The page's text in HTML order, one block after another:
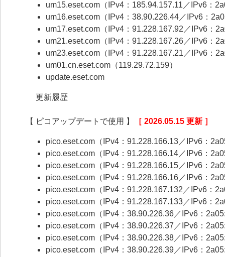
um15.eset.com（IPv4：185.94.157.11／IPv6：
um16.eset.com（IPv4：38.90.226.44／IPv6：
um17.eset.com（IPv4：91.228.167.92／IPv6：
um21.eset.com（IPv4：91.228.167.26／IPv6：
um23.eset.com（IPv4：91.228.167.21／IPv6：
um01.cn.eset.com（119.29.72.159）
update.eset.com
更新履歴
【 ピコアップデートで使用 】 ［ 2026.05.15 更新 ］
pico.eset.com（IPv4：91.228.166.13／IPv6：
pico.eset.com（IPv4：91.228.166.14／IPv6：
pico.eset.com（IPv4：91.228.166.15／IPv6：
pico.eset.com（IPv4：91.228.166.16／IPv6：
pico.eset.com（IPv4：91.228.167.132／IPv6：
pico.eset.com（IPv4：91.228.167.133／IPv6：
pico.eset.com（IPv4：38.90.226.36／IPv6：
pico.eset.com（IPv4：38.90.226.37／IPv6：
pico.eset.com（IPv4：38.90.226.38／IPv6：
pico.eset.com（IPv4：38.90.226.39／IPv6：